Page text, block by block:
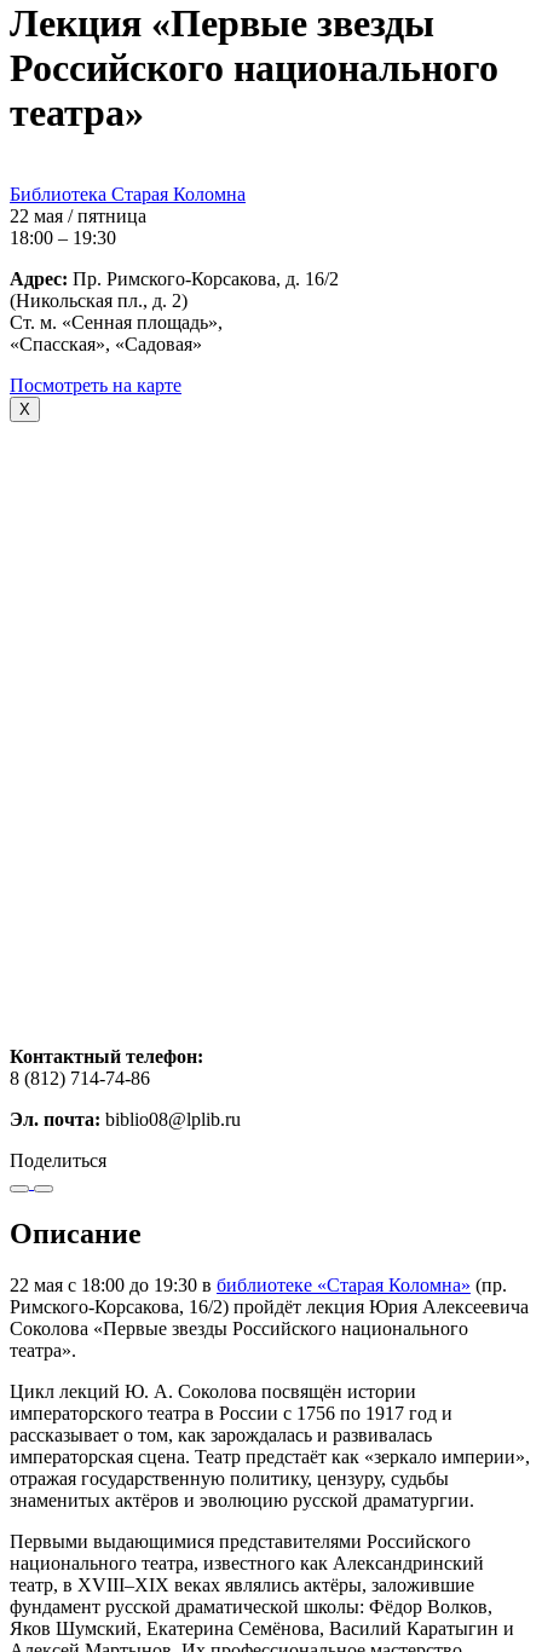
Лекция «Первые звезды
Российского национального
театра»
Библиотека Старая Коломна
22 мая / пятница
18:00 – 19:30
Адрес: Пр. Римского-Корсакова, д. 16/2
(Никольская пл., д. 2)
Ст. м. «Сенная площадь»,
«Спасская», «Садовая»
Посмотреть на карте
X
Контактный телефон:
8 (812) 714-74-86
Эл. почта: biblio08@lplib.ru
Поделиться
Описание
22 мая с 18:00 до 19:30 в библиотеке «Старая Коломна» (пр.
Римского-Корсакова, 16/2) пройдёт лекция Юрия Алексеевича
Соколова «Первые звезды Российского национального
театра».
Цикл лекций Ю. А. Соколова посвящён истории
императорского театра в России с 1756 по 1917 год и
рассказывает о том, как зарождалась и развивалась
императорская сцена. Театр предстаёт как «зеркало империи»,
отражая государственную политику, цензуру, судьбы
знаменитых актёров и эволюцию русской драматургии.
Первыми выдающимися представителями Российского
национального театра, известного как Александринский
театр, в XVIII–XIX веках являлись актёры, заложившие
фундамент русской драматической школы: Фёдор Волков,
Яков Шумский, Екатерина Семёнова, Василий Каратыгин и